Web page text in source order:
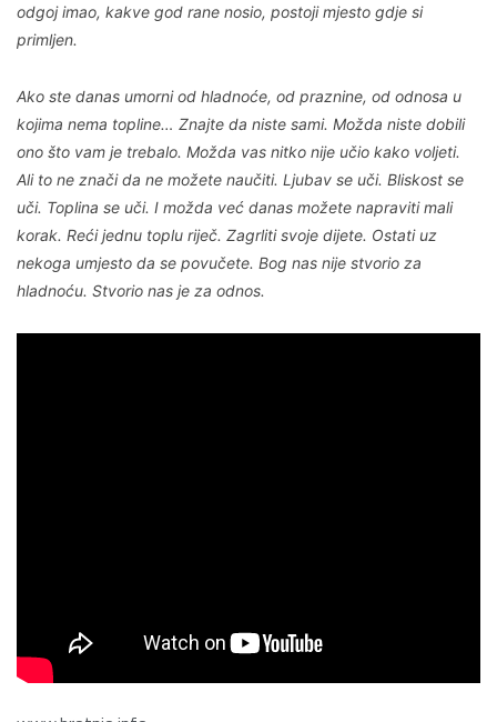
odgoj imao, kakve god rane nosio, postoji mjesto gdje si
primljen.
Ako ste danas umorni od hladnoće, od praznine, od odnosa u
kojima nema topline… Znajte da niste sami. Možda niste dobili
ono što vam je trebalo. Možda vas nitko nije učio kako voljeti.
Ali to ne znači da ne možete naučiti. Ljubav se uči. Bliskost se
uči. Toplina se uči. I možda već danas možete napraviti mali
korak. Reći jednu toplu riječ. Zagrliti svoje dijete. Ostati uz
nekoga umjesto da se povučete. Bog nas nije stvorio za
hladnoću. Stvorio nas je za odnos.